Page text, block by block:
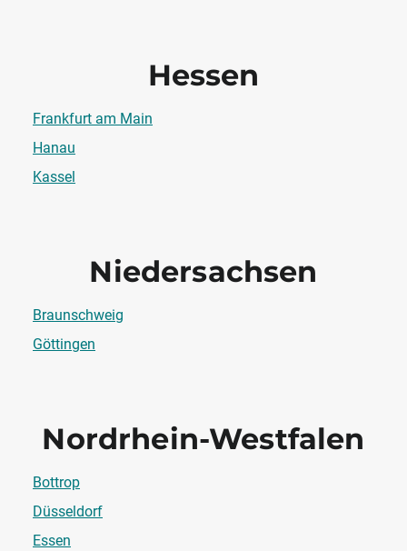
Hessen
Frankfurt am Main
Hanau
Kassel
Niedersachsen
Braunschweig
Göttingen
Nordrhein-Westfalen
Bottrop
Düsseldorf
Essen